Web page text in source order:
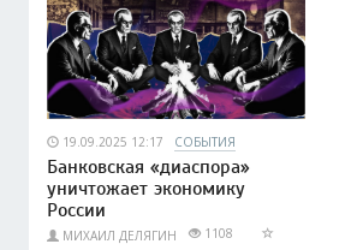
19.09.2025 12:17 СОБЫТИЯ
Банковская «диаспора»
уничтожает экономику
России
МИХАИЛ ДЕЛЯГИН 1108